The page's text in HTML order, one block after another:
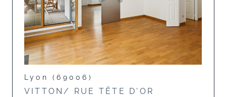
Lyon (69006)
VITTON/ RUE TÊTE D'OR